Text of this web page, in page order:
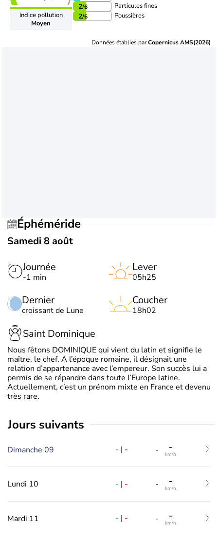
Indice pollution
Moyen
2/6 Particules fines
2/6 Poussières
Données établies parCopernicus AMS(2026)
Éphéméride
Samedi 8 août
Journée
-1 min
Dernier
croissant de Lune
Lever
05h25
Coucher
18h02
Saint Dominique
Nous fêtons DOMINIQUE qui vient du latin et signifie le
maître, le chef. A l’époque romaine, il désignait une
relation d’appartenance avec l’empereur. Son succès lui a
permis de se répandre dans toute l’Europe latine.
Actuellement, c’est un prénom mixte en France et devenu
très rare.
jours suivants
Dimanche 09 - | - - -
km/h
Lundi 10 - | - - -
km/h
Mardi 11 - | - - -
km/h